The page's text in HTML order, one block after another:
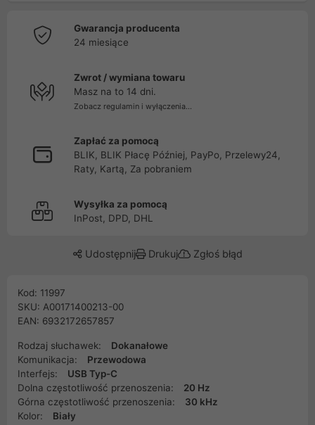
Gwarancja producenta
24 miesiące
Zwrot / wymiana towaru
Masz na to 14 dni.
Zobacz regulamin i wyłączenia...
Zapłać za pomocą
BLIK, BLIK Płacę Później, PayPo, Przelewy24,
Raty, Kartą, Za pobraniem
Wysyłka za pomocą
InPost, DPD, DHL
Udostępnij Drukuj Zgłoś błąd
Kod: 11997
SKU: A00171400213-00
EAN: 6932172657857
Rodzaj słuchawek:
Dokanałowe
Komunikacja:
Przewodowa
Interfejs:
USB Typ-C
Dolna częstotliwość przenoszenia:
20 Hz
Górna częstotliwość przenoszenia:
30 kHz
Kolor:
Biały